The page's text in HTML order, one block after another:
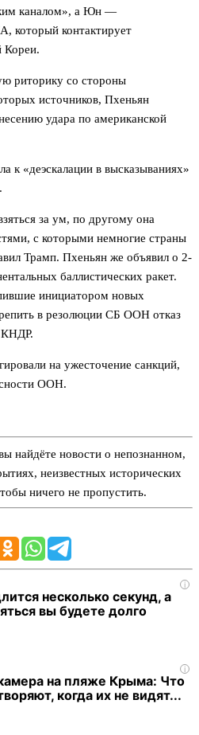
каналом», а Юн —
который контактирует
Кореи.
риторику со стороны
источников, Пхеньян
удара по американской
к «деэскалации в высказываниях»
.
за ум, по другому она
с которыми немногие страны
Трамп. Пхеньян же объявил о 2-
баллистических ракет.
инициатором новых
в резолюции СБ ООН отказ
КНДР.
на ужесточение санкций,
ООН.
найдёте новости о непознанном,
неизвестных исторических
ничего не пропустить.
i
несколько секунд, а
вы будете долго
i
на пляже Крыма: Что
когда их не видят...